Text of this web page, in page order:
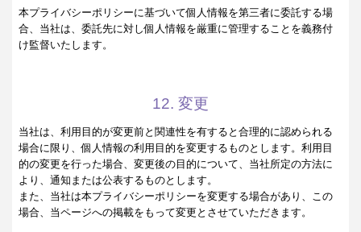
本プライバシーポリシーに基づいて個人情報を第三者に委託する場
合、当社は、委託先に対し個人情報を厳重に管理することを義務付
け監督いたします。
12. 変更
当社は、利用目的が変更前と関連性を有すると合理的に認められる
場合に限り、個人情報の利用目的を変更するものとします。利用目
的の変更を行った場合、変更後の目的について、当社所定の方法に
より、通知または公表するものとします。
また、当社は本プライバシーポリシーを変更する場合があり、この
場合、当ページへの掲載をもって変更とさせていただきます。